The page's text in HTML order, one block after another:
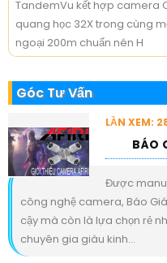
TandemVu kết hợp camera
quang học 32X trong cùng
ngoại 200m chuẩn nén H
Góc Tư Vấn
LẦN XEM:
BÁO
Được
công nghệ camera, Báo
cậy mà còn là lựa chọn rẻ
chuyên gia giàu kinh...